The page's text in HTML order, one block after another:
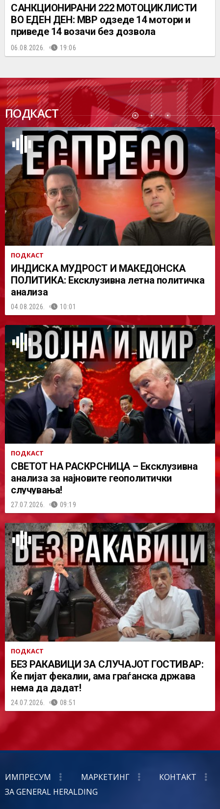
САНКЦИОНИРАНИ 222 МОТОЦИКЛИСТИ
ВО ЕДЕН ДЕН: МВР одзеде 14 мотори и
приведе 14 возачи без дозвола
06.08.2026. 19:06
ПОДКАСТ
ПОДК
АСТ
ПОДКАСТ
ИНДИСКА МУДРОСТ И МАКЕДОНСКА
ПОЛИТИКА: Ексклузивна летна политичка
анализа
04.08.2026. 10:01
ПОДКАСТ
СВЕТОТ НА РАСКРСНИЦА – Ексклузивна
анализа за најновите геополитички
случувања!
27.07.2026. 09:19
ПОДКАСТ
БЕЗ РАКАВИЦИ ЗА СЛУЧАЈОТ ГОСТИВАР:
Ќе пијат фекалии, ама граѓанска држава
нема да дадат!
24.07.2026. 08:51
ИМПРЕСУМ МАРКЕТИНГ
КОНТАКТ
ЗА GENERAL HERALDING